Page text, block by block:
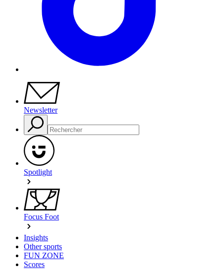
Newsletter
Spotlight
Focus Foot
Insights
Other sports
FUN ZONE
Scores